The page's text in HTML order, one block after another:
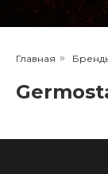
Главная »